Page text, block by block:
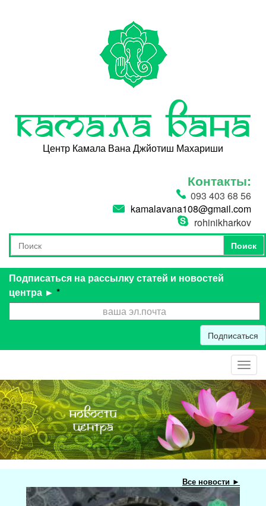
Камала Вана
Центр Камала Вана Джйотиш Махариши
Контакты:
093 403 68 56
kamalavana108@gmail.com
rohinikharkov
Форма поиска
Поиск
Поиск
Подписаться на рассылку статей и новостей
центра ► *
Подписаться
Все новости ►